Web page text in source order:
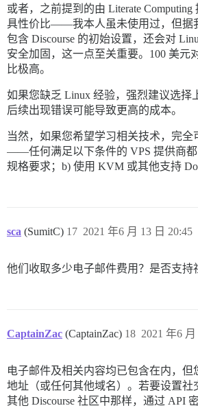
或者，之前提到的由 Literate
具性价比——我本人虽未使用过，但据
包含 Discourse 的初始设置，还会对
安全加固，这一点至关重要。100 美元
比极高。
如果您缺乏 Linux 经验，强烈建议选择
后续出现错误可能导致更高的成本。
当然，如果您希望学习相关技术，完全
——任何满足以下条件的 VPS 提供商都
规格要求；b) 使用 KVM 或其他支持
sca (SumitC) 2021 年6 月 13 日 20:45
17
他们收取多少电子邮件费用？是否支持
CaptainZac (CaptainZac) 2021 年6
18
电子邮件及相关内容均已包含在内，但
地址（或任何其他域名）。若要设置社
其他 Discourse 社区中那样，通过 API